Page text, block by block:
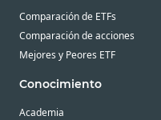
Comparación de ETFs
Comparación de acciones
Mejores y Peores ETF
Conocimiento
Academia